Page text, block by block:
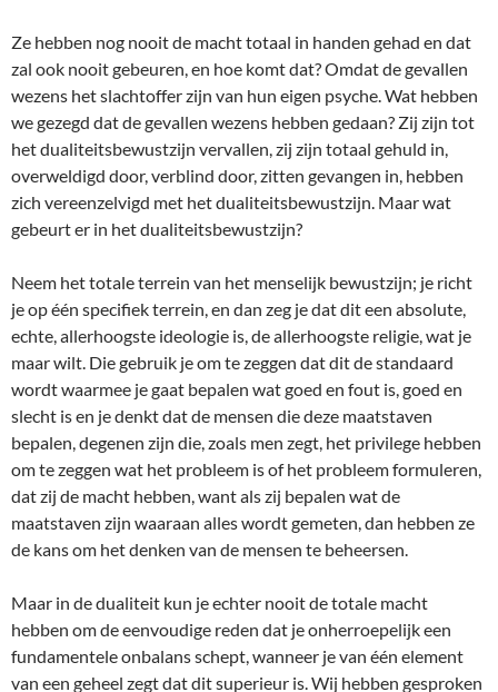
Ze hebben nog nooit de macht totaal in handen gehad en dat
zal ook nooit gebeuren, en hoe komt dat? Omdat de gevallen
wezens het slachtoffer zijn van hun eigen psyche. Wat hebben
we gezegd dat de gevallen wezens hebben gedaan? Zij zijn tot
het dualiteitsbewustzijn vervallen, zij zijn totaal gehuld in,
overweldigd door, verblind door, zitten gevangen in, hebben
zich vereenzelvigd met het dualiteitsbewustzijn. Maar wat
gebeurt er in het dualiteitsbewustzijn?
Neem het totale terrein van het menselijk bewustzijn; je richt
je op één specifiek terrein, en dan zeg je dat dit een absolute,
echte, allerhoogste ideologie is, de allerhoogste religie, wat je
maar wilt. Die gebruik je om te zeggen dat dit de standaard
wordt waarmee je gaat bepalen wat goed en fout is, goed en
slecht is en je denkt dat de mensen die deze maatstaven
bepalen, degenen zijn die, zoals men zegt, het privilege hebben
om te zeggen wat het probleem is of het probleem formuleren,
dat zij de macht hebben, want als zij bepalen wat de
maatstaven zijn waaraan alles wordt gemeten, dan hebben ze
de kans om het denken van de mensen te beheersen.
Maar in de dualiteit kun je echter nooit de totale macht
hebben om de eenvoudige reden dat je onherroepelijk een
fundamentele onbalans schept, wanneer je van één element
van een geheel zegt dat dit superieur is. Wij hebben gesproken